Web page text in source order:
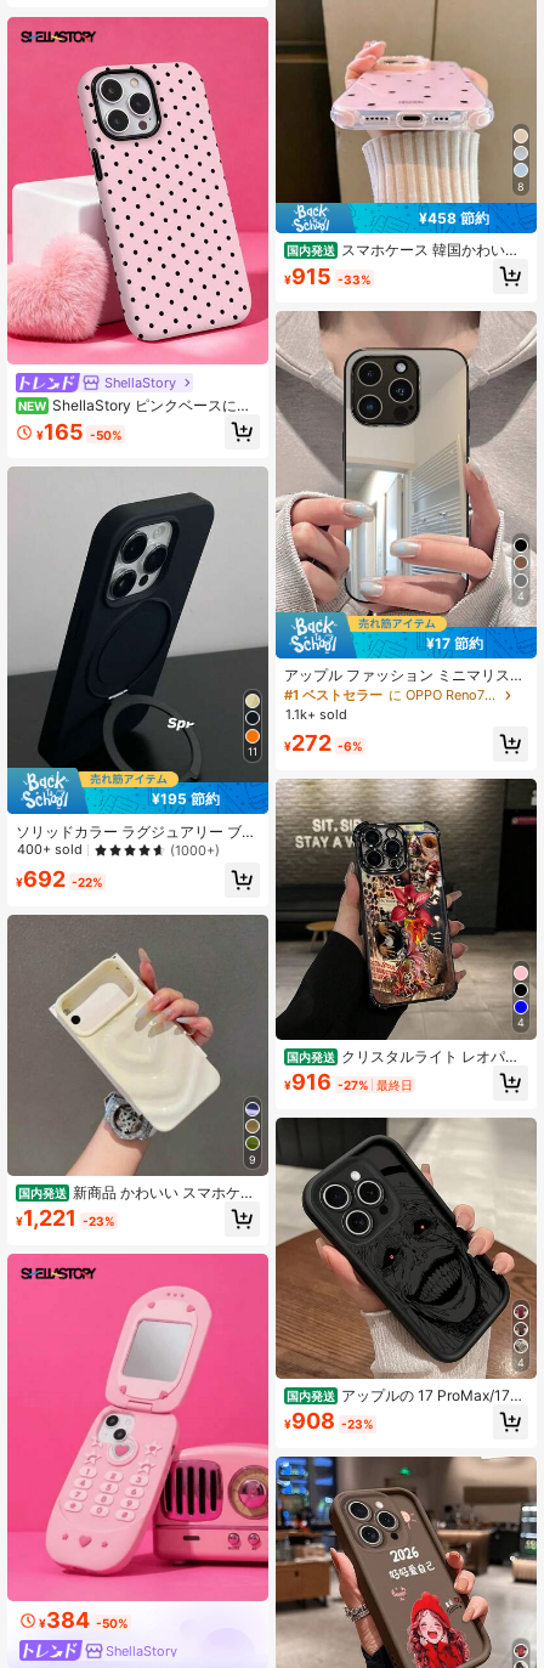
ShellaStory
NEW ShellaStory ピンクベースに黒
の水玉模様ウェーブデザインのスマ
ホケース、厚手2in1耐衝撃スマホケ
5, A36, S22, 23, S24, S25, A17, A37,
¥165 -50%
11
¥195 節約
ソリッドカラー ラグジュアリー ブラ
ック マット シリコン 1個 無地 見え
ケース iPhone 17 Air 16 15 14 13 12
対応 春 誕生日プレゼント ギフト プ
400+ sold (1000+)
¥692 -22%
9
国内発送 新商品 かわいい スマホケー
ス 人気 携帯ケース 耐衝撃 落下防止
高級感 スマホケース iPhone17/17pr
x/13/13pro/13promax/12/12pro/12pr
omax/11/11pro/11promaxケース対応
全機種 スタンド 全体保護 携帯電話
¥1,221 -23%
¥384 -50%
ShellaStory
8
¥458 節約
国内発送 スマホケース 韓国かわいい
新デザインのスマホiphone17ケース
スマホケース かわいい iPhone16ケ
ス16 Pro Max/15 Pro/14/13に適合
¥915 -33%
4
¥17 節約
アップル ファッション ミニマリスト
ミラーパッチ スマホケース (本物の
ミラーではありません、ミラー素材)
1 6.1インチ対応、防水、耐衝撃、傷
#1 ベストセラー
に OPPO Reno7 携帯電話ケース
1.1k+ sold
¥272 -6%
4
国内発送 クリスタルライト レオパー
ド＆リリーフラワーパターン TPU製
17 16 15 14 Pro Max 13 12 11 Plus用
耐久性のあるスリムシリコンスマー
トフォンカバー
¥916 -27% 最終日
4
国内発送 アップルの 17 ProMax/17カ
ップル16 Plusファッションブランド
15/14ファッション13/12個性11/8/7
イデア漫画のかわいい漫画の新しい
カラーケース
¥908 -23%